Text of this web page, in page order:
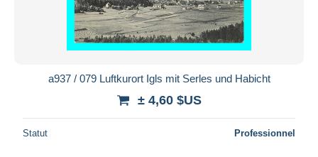
a937 / 079 Luftkurort Igls mit Serles und Habicht
± 4,60 $US
Statut Professionnel